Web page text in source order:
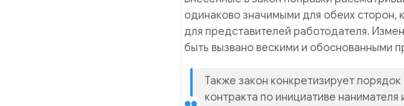
одинаково значимыми для обеих сторон,
для представителей работодателя.
быть вызвано вескими и обоснованными
Также закон конкретизирует
контракта по инициативе